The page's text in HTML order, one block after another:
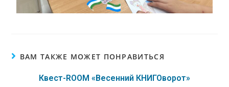
ВАМ ТАКЖЕ МОЖЕТ ПОНРАВИТЬСЯ
Квест-ROOM «Весенний КНИГОворот»